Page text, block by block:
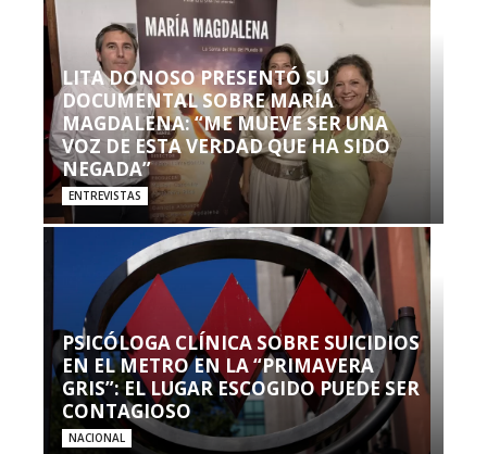
LITA DONOSO PRESENTÓ SU
DOCUMENTAL SOBRE MARÍA
MAGDALENA: “ME MUEVE SER UNA
VOZ DE ESTA VERDAD QUE HA SIDO
NEGADA”
ENTREVISTAS
PSICÓLOGA CLÍNICA SOBRE SUICIDIOS
EN EL METRO EN LA “PRIMAVERA
GRIS”: EL LUGAR ESCOGIDO PUEDE SER
CONTAGIOSO
NACIONAL